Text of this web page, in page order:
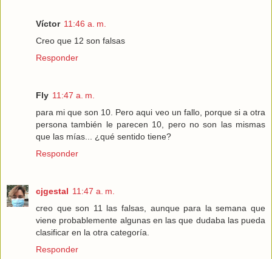
Víctor 11:46 a. m.
Creo que 12 son falsas
Responder
Fly 11:47 a. m.
para mi que son 10. Pero aqui veo un fallo, porque si a otra
persona también le parecen 10, pero no son las mismas
que las mías... ¿qué sentido tiene?
Responder
cjgestal 11:47 a. m.
creo que son 11 las falsas, aunque para la semana que
viene probablemente algunas en las que dudaba las pueda
clasificar en la otra categoría.
Responder